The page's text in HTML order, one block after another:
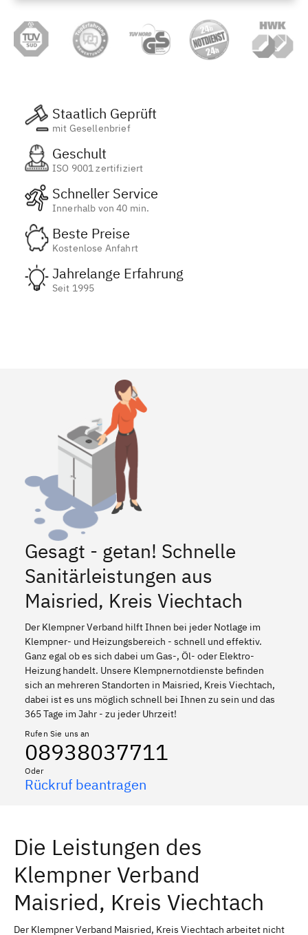
Staatlich Geprüft
mit Gesellenbrief
Geschult
ISO 9001 zertifiziert
Schneller Service
Innerhalb von 40 min.
Beste Preise
Kostenlose Anfahrt
Jahrelange Erfahrung
Seit 1995
Gesagt - getan! Schnelle
Sanitärleistungen aus
Maisried, Kreis Viechtach
Der Klempner Verband hilft Ihnen bei jeder Notlage im
Klempner- und Heizungsbereich - schnell und effektiv.
Ganz egal ob es sich dabei um Gas-, Öl- oder Elektro-
Heizung handelt. Unsere Klempnernotdienste befinden
sich an mehreren Standorten in Maisried, Kreis Viechtach,
dabei ist es uns möglich schnell bei Ihnen zu sein und das
365 Tage im Jahr - zu jeder Uhrzeit!
Rufen Sie uns an
08938037711
Oder
Rückruf beantragen
Die Leistungen des
Klempner Verband
Maisried, Kreis Viechtach
Der Klempner Verband Maisried, Kreis Viechtach arbeitet nicht